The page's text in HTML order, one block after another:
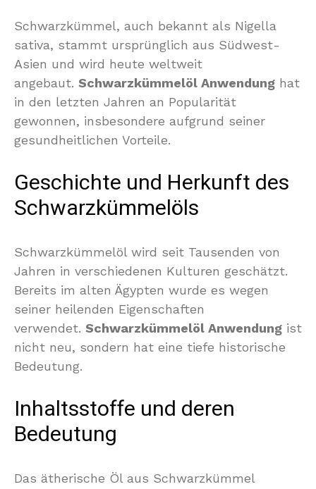
Schwarzkümmel, auch bekannt als Nigella
sativa, stammt ursprünglich aus Südwest-
Asien und wird heute weltweit
angebaut. Schwarzkümmelöl Anwendung hat
in den letzten Jahren an Popularität
gewonnen, insbesondere aufgrund seiner
gesundheitlichen Vorteile.
Geschichte und Herkunft des
Schwarzkümmelöls
Schwarzkümmelöl wird seit Tausenden von
Jahren in verschiedenen Kulturen geschätzt.
Bereits im alten Ägypten wurde es wegen
seiner heilenden Eigenschaften
verwendet. Schwarzkümmelöl Anwendung ist
nicht neu, sondern hat eine tiefe historische
Bedeutung.
Inhaltsstoffe und deren
Bedeutung
Das ätherische Öl aus Schwarzkümmel